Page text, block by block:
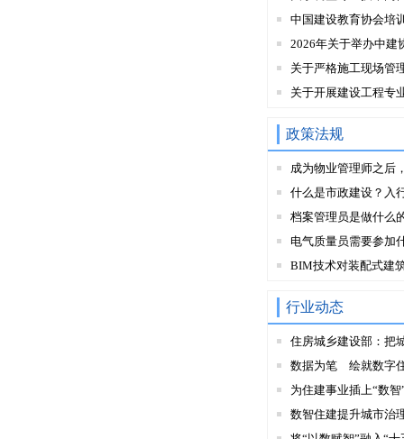
中国建设教育协会培
2026年关于举办中建
关于严格施工现场管
关于开展建设工程专
政策法规
成为物业管理师之后
什么是市政建设？入
档案管理员是做什么
电气质量员需要参加
BIM技术对装配式建
行业动态
住房城乡建设部：把
数据为笔 绘就数字
为住建事业插上“数智
数智住建提升城市治